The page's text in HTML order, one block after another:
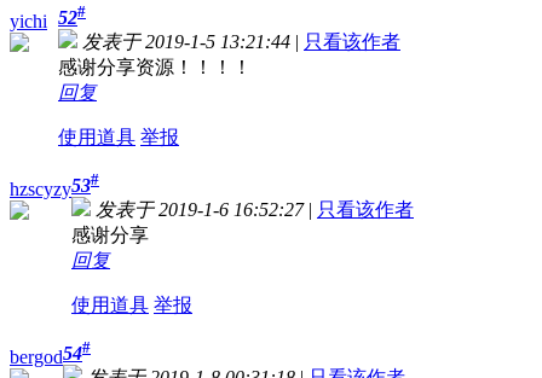
yichi 52#
发表于 2019-1-5 13:21:44 | 只看该作者
感谢分享资源！！！！
回复
使用道具 举报
hzscyzy53#
发表于 2019-1-6 16:52:27 | 只看该作者
感谢分享
回复
使用道具 举报
bergod54#